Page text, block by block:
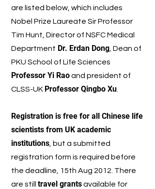
are listed below, which includes
Nobel Prize Laureate Sir Professor
Tim Hunt, Director of NSFC Medical
Department Dr. Erdan Dong , Dean of
PKU School of Life Sciences
Professor Yi Raoand president of
CLSS-UK Professor Qingbo Xu
Registration is free for all Chinese life
scientists from UK academic
institutions , but a submitted
registration form is required before
the deadline, 15th Aug 2012. There
are still travel grantsavailable for